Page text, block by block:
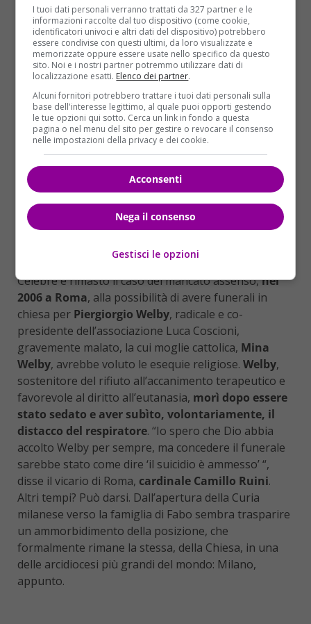
desiderio espressogli dalla famiglia di Fabo.
QUANDO NON FU CONCESSO IL FUNERALE DI WELBY
La Chiesa cattolica non ammette l’eutanasia né il
suicidio assistito, come è noto. Così come, più ancora
dopo gli ultimi orientamenti voluti da papa
Francesco, non ammette l’accanimento terapeutico
poiché quando “non sono più utili” le cure ai pazienti
terminali possono essere interrotte, stando alla
Carta degli Operatori sanitariaggiornata dopo 22
anni in Vaticano e resa pubblica lo scorso 6 febbraio.
Non era questo però il caso didj Fabo, che aveva
scelto una forma di eutanasia attiva
appare significativa l’ “apertura” della Curia milanese
alla richiesta dei familiari di Fabiano Antoniani,
sebbene non si tratti di funerali cattolici veri e propri.
Celebre è rimasto il caso del mancato assenso,nel
2006 a Roma, alla possibilità di avere funerali in
chiesa per Piergiorgio Welby, radicale e co-
presidente dell’associazione Luca Coscioni,
gravemente malato, la cui moglie cattolica, Mina
Welby, avrebbe voluto le esequie religiose. Welby,
sostenitore del rifiuto all’accanimento terapeutico e
favorevole al diritto all’eutanasia, morì dopo essere
stato sedato e aver subìto, volontariamente, il
distacco del respiratore. “Io spero che Dio abbia
accolto Welby per sempre, ma concedere il funerale
sarebbe stato come dire ‘il suicidio è ammesso’ “,
disse il vicario di Roma, cardinale Camillo Ruini.
Altri tempi? Può darsi. Dall’apertura della Curia
milanese verso la famiglia di Fabo sembra trasparire
un ammorbidimento della posizione, che
formalmente rimane la stessa, della Chiesa, in una
delle arcidiocesi più grandi del mondo: Milano,
appunto.
I tuoi dati personali verranno trattati da 327 partner e le
informazioni raccolte dal tuo dispositivo (come cookie,
identificatori univoci e altri dati del dispositivo) potrebbero
essere condivise con questi ultimi, da loro visualizzate e
memorizzate oppure essere usate nello specifico da questo
sito. Noi e i nostri partner potremmo utilizzare dati di
localizzazione esatti. Elenco dei partner.
Alcuni fornitori potrebbero trattare i tuoi dati personali sulla
base dell'interesse legittimo, al quale puoi opporti gestendo
le tue opzioni qui sotto. Cerca un link in fondo a questa
pagina o nel menu del sito per gestire o revocare il consenso
nelle impostazioni della privacy e dei cookie.
Acconsenti
Nega il consenso
Gestisci le opzioni